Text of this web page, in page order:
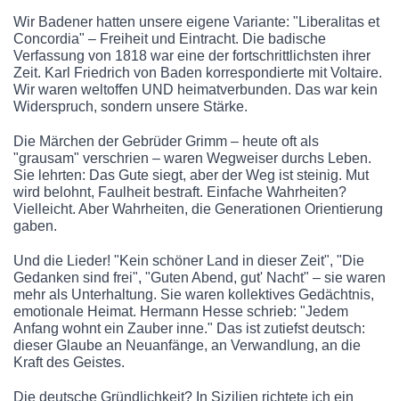
Wir Badener hatten unsere eigene Variante: "Liberalitas et
Concordia" – Freiheit und Eintracht. Die badische
Verfassung von 1818 war eine der fortschrittlichsten ihrer
Zeit. Karl Friedrich von Baden korrespondierte mit Voltaire.
Wir waren weltoffen UND heimatverbunden. Das war kein
Widerspruch, sondern unsere Stärke.
Die Märchen der Gebrüder Grimm – heute oft als
"grausam" verschrien – waren Wegweiser durchs Leben.
Sie lehrten: Das Gute siegt, aber der Weg ist steinig. Mut
wird belohnt, Faulheit bestraft. Einfache Wahrheiten?
Vielleicht. Aber Wahrheiten, die Generationen Orientierung
gaben.
Und die Lieder! "Kein schöner Land in dieser Zeit", "Die
Gedanken sind frei", "Guten Abend, gut' Nacht" – sie waren
mehr als Unterhaltung. Sie waren kollektives Gedächtnis,
emotionale Heimat. Hermann Hesse schrieb: "Jedem
Anfang wohnt ein Zauber inne." Das ist zutiefst deutsch:
dieser Glaube an Neuanfänge, an Verwandlung, an die
Kraft des Geistes.
Die deutsche Gründlichkeit? In Sizilien richtete ich ein